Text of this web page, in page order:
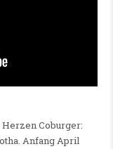
Coburger:
Anfang April